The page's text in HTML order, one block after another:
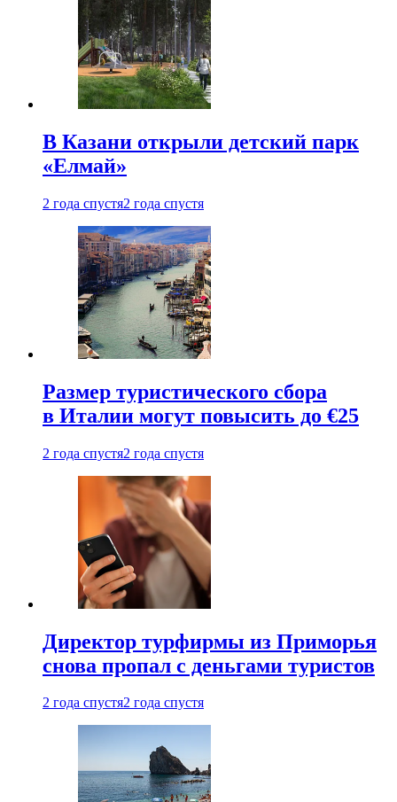
В Казани открыли детский парк
«Елмай»
2 года спустя2 года спустя
Размер туристического сбора
в Италии могут повысить до €25
2 года спустя2 года спустя
Директор турфирмы из Приморья
снова пропал с деньгами туристов
2 года спустя2 года спустя